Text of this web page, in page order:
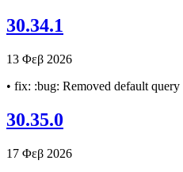
30.34.1
13 Φεβ 2026
• fix: :bug: Removed default
30.35.0
17 Φεβ 2026